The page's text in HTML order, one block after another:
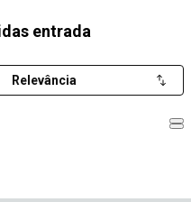
entrada
Relevância